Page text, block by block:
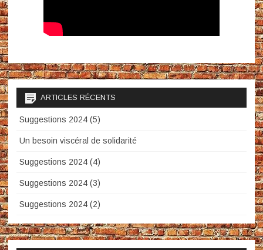
ARTICLES RÉCENTS
Suggestions 2024 (5)
Un besoin viscéral de solidarité
Suggestions 2024 (4)
Suggestions 2024 (3)
Suggestions 2024 (2)